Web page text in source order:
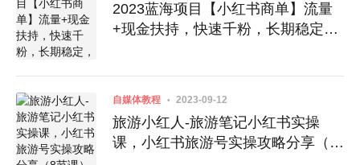
2023蓝海项目【小红书商单】流量
+现金扶持，快速千粉，长期稳定，
自媒体教程 2023-09-12
旅游小红人-旅游笔记小红书实操
课，小红书旅游号实操攻略分享（8